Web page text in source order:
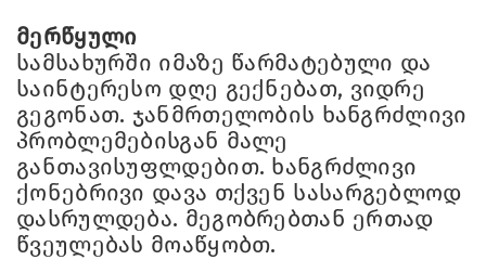
მერწყული
სამსახურში იმაზე წარმატებული და
საინტერესო დღე გექნებათ, ვიდრე
გეგონათ. ჯანმრთელობის ხანგრძლივი
პრობლემებისგან მალე
განთავისუფლდებით. ხანგრძლივი
ქონებრივი დავა თქვენ სასარგებლოდ
დასრულდება. მეგობრებთან ერთად
წვეულებას მოაწყობთ.